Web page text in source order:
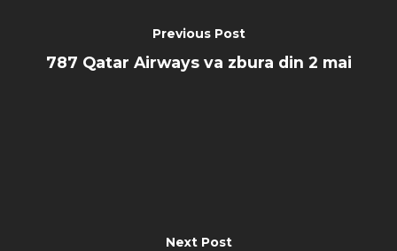
Previous Post
787 Qatar Airways va zbura din 2 mai
Next Post